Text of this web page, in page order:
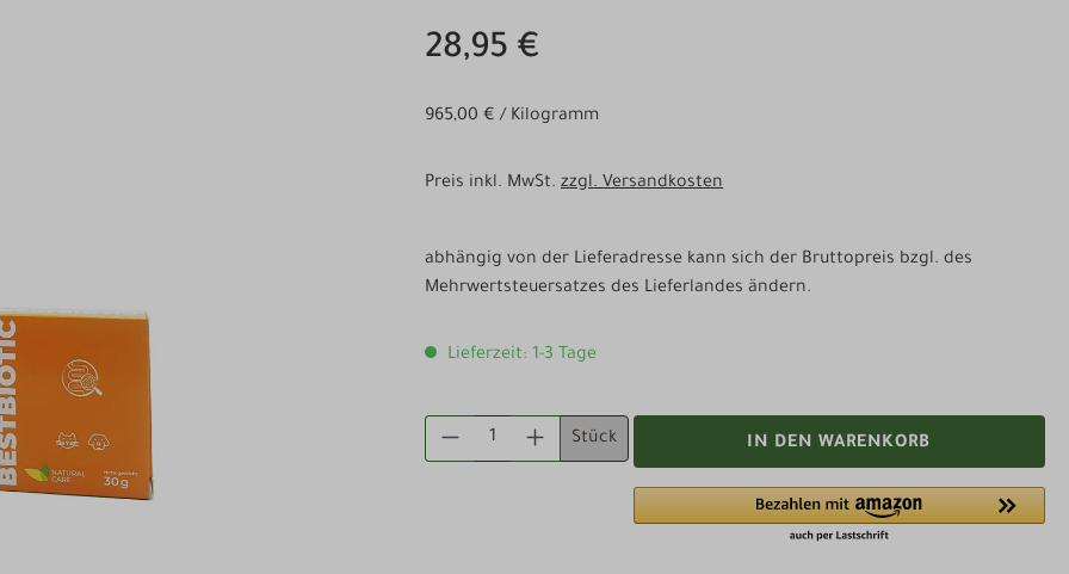
28,95 €
965,00 € / Kilogramm
Preis inkl. MwSt. zzgl. Versandkosten
abhängig von der Lieferadresse kann sich der Bruttopreis bzgl. des
Mehrwertsteuersatzes des Lieferlandes ändern.
Lieferzeit: 1-3 Tage
PRODUKT ANZAHL: GIB DEN GEWÜNSCHTEN WERT
Stück IN DEN WARENKORB